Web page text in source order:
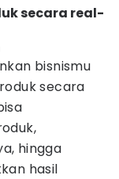
secara real-
bisnismu
secara
hingga
hasil